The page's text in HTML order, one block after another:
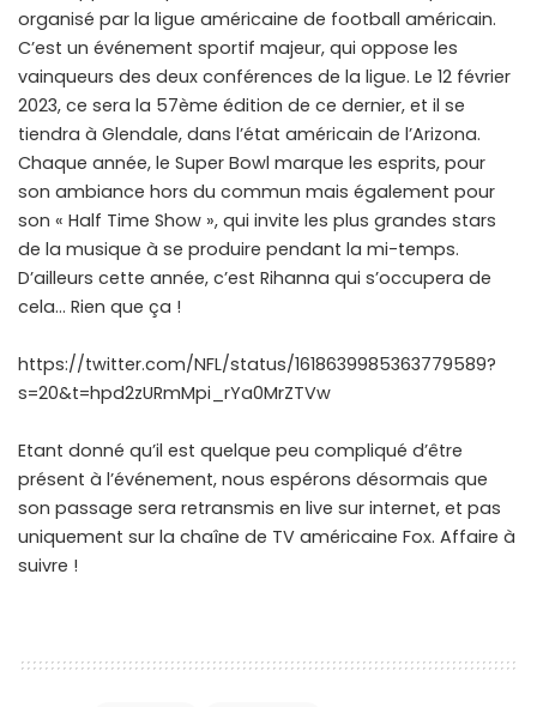
organisé par la ligue américaine de football américain.
C’est un événement sportif majeur, qui oppose les
vainqueurs des deux conférences de la ligue. Le 12 février
2023, ce sera la 57ème édition de ce dernier, et il se
tiendra à Glendale, dans l’état américain de l’Arizona.
Chaque année, le Super Bowl marque les esprits, pour
son ambiance hors du commun mais également pour
son « Half Time Show », qui invite les plus grandes stars
de la musique à se produire pendant la mi-temps.
D’ailleurs cette année, c’est Rihanna qui s’occupera de
cela… Rien que ça !
https://twitter.com/NFL/status/1618639985363779589?
s=20&t=hpd2zURmMpi_rYa0MrZTVw
Etant donné qu’il est quelque peu compliqué d’être
présent à l’événement, nous espérons désormais que
son passage sera retransmis en live sur internet, et pas
uniquement sur la chaîne de TV américaine Fox. Affaire à
suivre !